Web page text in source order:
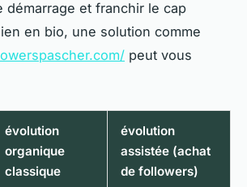
démarrage et franchir le cap
en bio, une solution comme
peut vous
évolution
organique
classique
évolution
assistée (achat
de followers)